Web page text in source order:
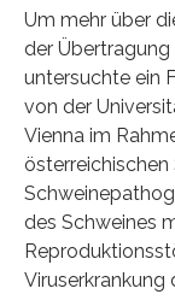
Um mehr über
der Übertragung
untersuchte ein
von der
Vienna im
des Schweines
Viruserkrankung